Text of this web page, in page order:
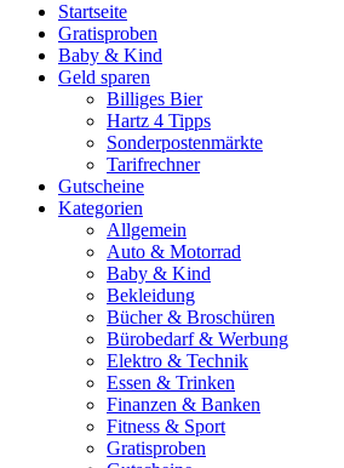
Startseite
Gratisproben
Baby & Kind
Geld sparen
Billiges Bier
Hartz 4 Tipps
Sonderpostenmärkte
Tarifrechner
Gutscheine
Kategorien
Allgemein
Auto & Motorrad
Baby & Kind
Bekleidung
Bücher & Broschüren
Bürobedarf & Werbung
Elektro & Technik
Essen & Trinken
Finanzen & Banken
Fitness & Sport
Gratisproben